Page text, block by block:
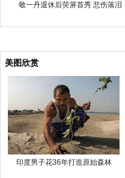
敬一丹退休后荧屏首秀 悲伤落泪
美图欣赏
印度男子花36年打造原始森林